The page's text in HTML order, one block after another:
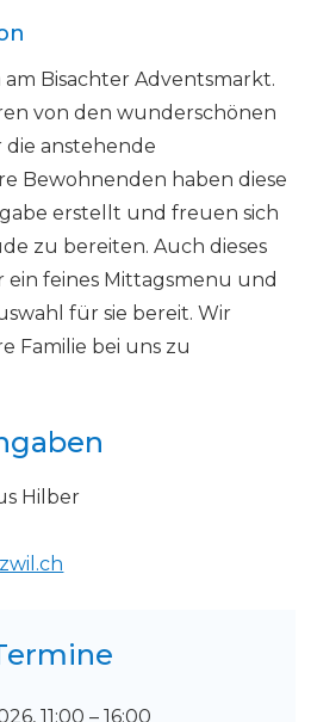
Bisachter Adventsmarkt.
von den wunderschönen
anstehende
Bewohnenden haben diese
erstellt und freuen sich
zu bereiten. Auch dieses
ein feines Mittagsmenu und
für sie bereit. Wir
Familie bei uns zu
Hilber
11:00 – 16:00